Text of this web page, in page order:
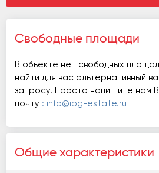
Свободные площади
В объекте нет свободных
найти для вас альтернативный
запросу. Просто напишите нам
почту : info@ipg-estate.ru
Общие характеристики